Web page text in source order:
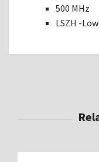
500 MHz
LSZH -